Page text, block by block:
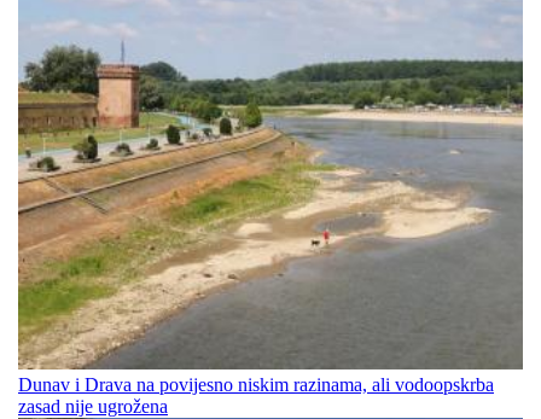
Dunav i Drava na povijesno niskim razinama, ali vodoopskrba
zasad nije ugrožena